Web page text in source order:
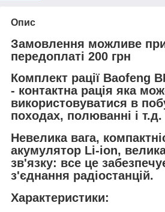
Опис
Замовлення можливе при
передоплаті 200 грн
Комплект рації Baofeng
- контактна рація яка
використовуватися в
походах, полюванні і т.д.
Невелика вага,
акумулятор Li-ion,
зв'язку: все це
з'єднання радіостанцій.
Характеристики: